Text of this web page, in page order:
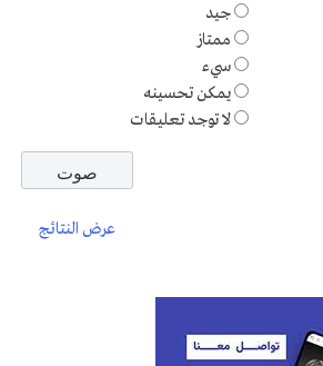
جيد
ممتاز
سيء
يمكن تحسينه
لا توجد تعليقات
عرض النتائج